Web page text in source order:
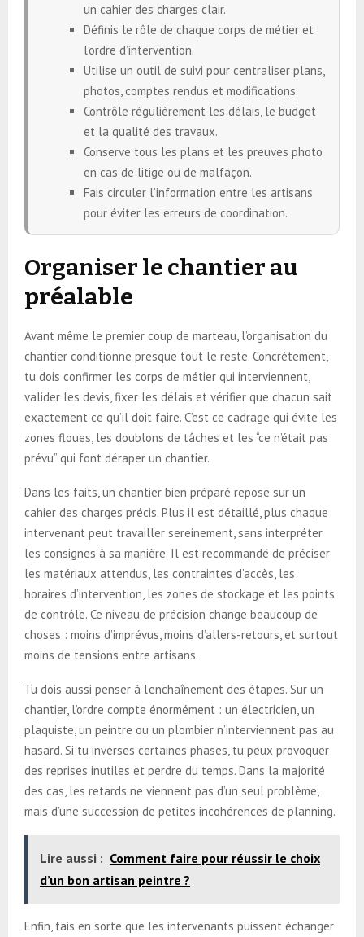
un cahier des charges clair.
Définis le rôle de chaque corps de métier et
l’ordre d’intervention.
Utilise un outil de suivi pour centraliser plans,
photos, comptes rendus et modifications.
Contrôle régulièrement les délais, le budget
et la qualité des travaux.
Conserve tous les plans et les preuves photo
en cas de litige ou de malfaçon.
Fais circuler l’information entre les artisans
pour éviter les erreurs de coordination.
Organiser le chantier au
préalable
Avant même le premier coup de marteau, l’organisation du
chantier conditionne presque tout le reste. Concrètement,
tu dois confirmer les corps de métier qui interviennent,
valider les devis, fixer les délais et vérifier que chacun sait
exactement ce qu’il doit faire. C’est ce cadrage qui évite les
zones floues, les doublons de tâches et les “ce n’était pas
prévu” qui font déraper un chantier.
Dans les faits, un chantier bien préparé repose sur un
cahier des charges précis. Plus il est détaillé, plus chaque
intervenant peut travailler sereinement, sans interpréter
les consignes à sa manière. Il est recommandé de préciser
les matériaux attendus, les contraintes d’accès, les
horaires d’intervention, les zones de stockage et les points
de contrôle. Ce niveau de précision change beaucoup de
choses : moins d’imprévus, moins d’allers-retours, et surtout
moins de tensions entre artisans.
Tu dois aussi penser à l’enchaînement des étapes. Sur un
chantier, l’ordre compte énormément : un électricien, un
plaquiste, un peintre ou un plombier n’interviennent pas au
hasard. Si tu inverses certaines phases, tu peux provoquer
des reprises inutiles et perdre du temps. Dans la majorité
des cas, les retards ne viennent pas d’un seul problème,
mais d’une succession de petites incohérences de planning.
Lire aussi : Comment faire pour réussir le choix
d’un bon artisan peintre ?
Enfin, fais en sorte que les intervenants puissent échanger